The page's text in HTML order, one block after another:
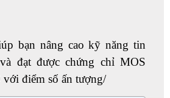
bạn nâng cao kỹ năng tin
đạt được chứng chỉ MOS
điểm số ấn tượng/